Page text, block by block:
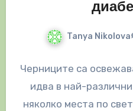
Tanya Nikolova
Черниците са
идва в най-
няколко места по